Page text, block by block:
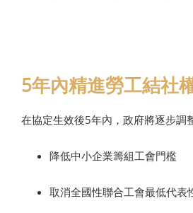
5年內精進勞工結社
在協定生效後5年內，政府將逐步調
降低中小企業籌組工會門檻
取消全國性聯合工會最低代表